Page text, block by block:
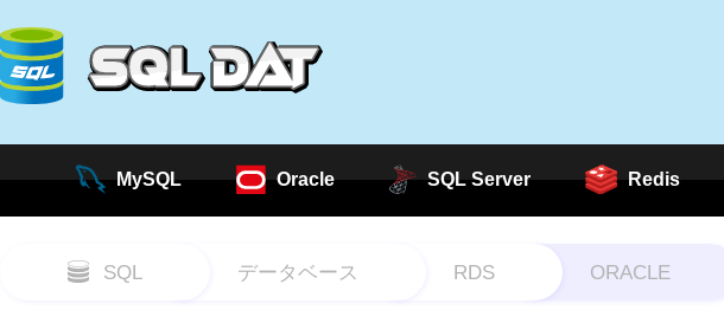
MySQL Oracle SQL Server Redis
SQL データベース RDS ORACLE